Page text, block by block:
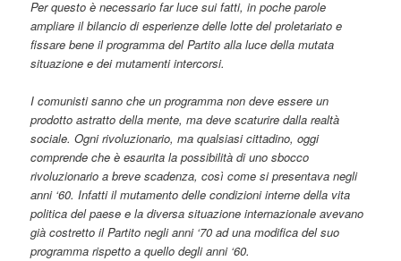
Per questo è necessario far luce sui fatti, in poche parole
ampliare il bilancio di esperienze delle lotte del proletariato e
fissare bene il programma del Partito alla luce della mutata
situazione e dei mutamenti intercorsi.
I comunisti sanno che un programma non deve essere un
prodotto astratto della mente, ma deve scaturire dalla realtà
sociale. Ogni rivoluzionario, ma qualsiasi cittadino, oggi
comprende che è esaurita la possibilità di uno sbocco
rivoluzionario a breve scadenza, così come si presentava negli
anni ‘60. Infatti il mutamento delle condizioni interne della vita
politica del paese e la diversa situazione internazionale avevano
già costretto il Partito negli anni ‘70 ad una modifica del suo
programma rispetto a quello degli anni ‘60.